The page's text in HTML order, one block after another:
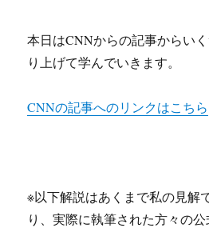
本日はCNNからの記事からい
り上げて学んでいきます。
CNNの記事へのリンクはこちら
※以下解説はあくまで私の見解
り、実際に執筆された方々の